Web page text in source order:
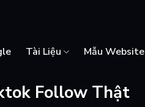
Tài Liệu Mẫu Website
Follow Thật